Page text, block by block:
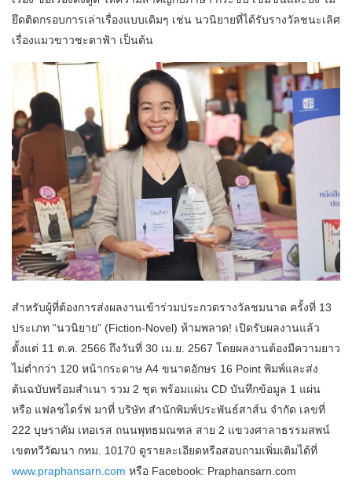
ยึดติดกรอบการเล่าเรื่องแบบเดิมๆ เช่น นวนิยายที่ได้รับรางวัลชนะเลิศ
เรื่องแมวขาวชะตาฟ้า เป็นต้น
สำหรับผู้ที่ต้องการส่งผลงานเข้าร่วมประกวดรางวัลชมนาด ครั้งที่ 13
ประเภท “นวนิยาย” (Fiction-Novel) ห้ามพลาด! เปิดรับผลงานแล้ว
ตั้งแต่ 11 ต.ค. 2566 ถึงวันที่ 30 เม.ย. 2567 โดยผลงานต้องมีความยาว
ไม่ต่ำกว่า 120 หน้ากระดาษ A4 ขนาดอักษร 16 Point พิมพ์และส่ง
ต้นฉบับพร้อมสำเนา รวม 2 ชุด พร้อมแผ่น CD บันทึกข้อมูล 1 แผ่น
หรือ แฟลชไดร์ฟ มาที่ บริษัท สำนักพิมพ์ประพันธ์สาส์น จำกัด เลขที่
222 บุษราคัม เทอเรส ถนนพุทธมณฑล สาย 2 แขวงศาลาธรรมสพน์
เขตทวีวัฒนา กทม. 10170 ดูรายละเอียดหรือสอบถามเพิ่มเติมได้ที่
www.praphansarn.com หรือ Facebook: Praphansarn.com